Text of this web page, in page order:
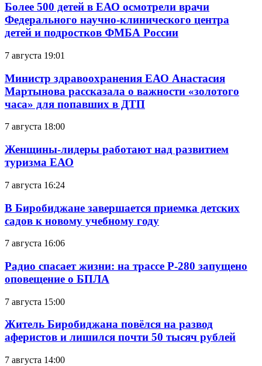
Более 500 детей в ЕАО осмотрели врачи
Федерального научно-клинического центра
детей и подростков ФМБА России
7 августа 19:01
Министр здравоохранения ЕАО Анастасия
Мартынова рассказала о важности «золотого
часа» для попавших в ДТП
7 августа 18:00
Женщины-лидеры работают над развитием
туризма ЕАО
7 августа 16:24
В Биробиджане завершается приемка детских
садов к новому учебному году
7 августа 16:06
Радио спасает жизни: на трассе Р-280 запущено
оповещение о БПЛА
7 августа 15:00
Житель Биробиджана повёлся на развод
аферистов и лишился почти 50 тысяч рублей
7 августа 14:00